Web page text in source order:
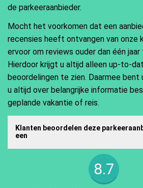
de parkeeraanbieder.
Mocht het voorkomen dat een
recensies heeft ontvangen van onze
ervoor om reviews ouder dan één
Hierdoor krijgt u altijd alleen up-to-
beoordelingen te zien. Daarmee bent
u altijd over belangrijke informatie
geplande vakantie of reis.
Klanten beoordelen deze
een
8.7